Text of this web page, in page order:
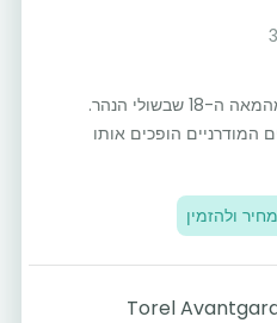
מלון הממוקם בארמון מפואר מהמאה ה-18 שבשולי הנהר.
המודרניים הופכים אותו
ולהזמין
Torel